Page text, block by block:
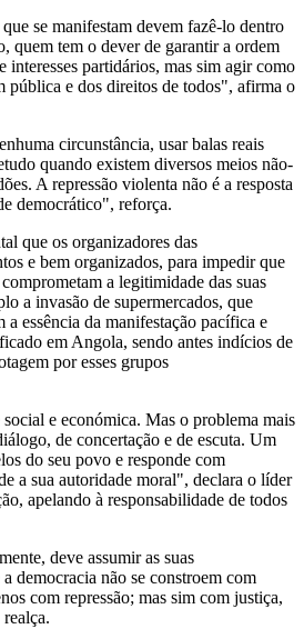
se manifestam devem fazê-lo dentro
quem tem o dever de garantir a ordem
interesses partidários, mas sim agir como
pública e dos direitos de todos", afirma o
circunstância, usar balas reais
quando existem diversos meios não-
A repressão violenta não é a resposta
democrático", reforça.
que os organizadores das
e bem organizados, para impedir que
a legitimidade das suas
a invasão de supermercados, que
essência da manifestação pacífica e
em Angola, sendo antes indícios de
por esses grupos
e económica. Mas o problema mais
de concertação e de escuta. Um
do seu povo e responde com
a sua autoridade moral", declara o líder
apelando à responsabilidade de todos
deve assumir as suas
democracia não se constroem com
com repressão; mas sim com justiça,